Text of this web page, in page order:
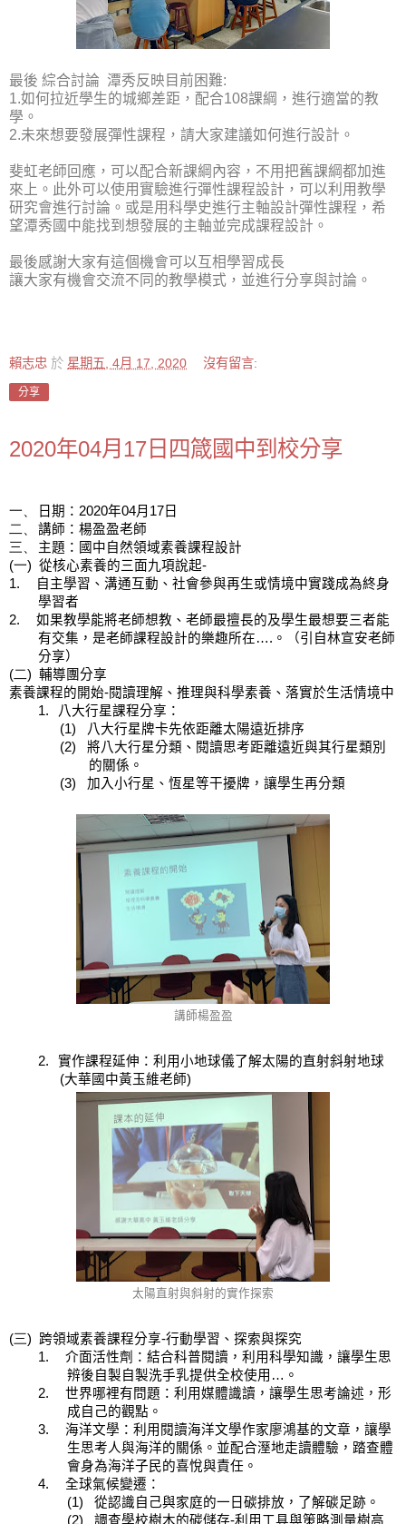
最後 綜合討論 潭秀反映目前困難:
1.如何拉近學生的城鄉差距，配合108課綱，進行適當的教
學。
2.未來想要發展彈性課程，請大家建議如何進行設計。
斐虹老師回應，可以配合新課綱內容，不用把舊課綱都加進
來上。此外可以使用實驗進行彈性課程設計，可以利用教學
研究會進行討論。或是用科學史進行主軸設計彈性課程，希
望潭秀國中能找到想發展的主軸並完成課程設計。
最後感謝大家有這個機會可以互相學習成長
讓大家有機會交流不同的教學模式，並進行分享與討論。
賴志忠 於 星期五, 4月 17, 2020 沒有留言:
分享
2020年04月17日四箴國中到校分享
一、 日期： 2020年04月 17日
二、
講師：楊盈盈老師
三、
主題：國中自然領域素養課程設計
(一) 從核心素養的三面九項說起-
1.
自主學習、溝通互動、社會參與再生或情境中實踐成為終身
學習者
2.
如果教學能將老師想教、老師最擅長的及學生最想要三者能
有交集，是老師課程設計的樂趣所在…. 。（引自林宣安老師
分享）
(二) 輔導團分享
素養課程的開始-閱讀理解、推理與科學素養、落實於生活情境中
1.
八大行星課程分享：
(1)
八大行星牌卡先依距離太陽遠近排序
(2)
將八大行星分類、閱讀思考距離遠近與其行星類別
的關係。
(3)
加入小行星、恆星等干擾牌，讓學生再分類
講師楊盈盈
2.
實作課程延伸：利用小地球儀了解太陽的直射斜射地球
(大華國中黃玉維老師)
太陽直射與斜射的實作探索
(三) 跨領域素養課程分享-行動學習、探索與探究
1.
介面活性劑 ： 結合科普閱讀，利用科學知識，讓學生思
辨後自製自製洗手乳提供全校使用 … 。
2.
世界哪裡有問題 ： 利用媒體識讀，讓學生思考論述，形
成自己的觀點。
3.
海洋文學 ：利用閱讀海洋文學作家廖鴻基的文章，讓學
生思考人與海洋的關係。並配合溼地走讀體驗，踏查體
會身為海洋子民的喜悅與責任。
4.
全球氣候變遷 ：
(1)
從認識自己與家庭的一日碳排放，了解碳足跡。
(2)
調查學校樹木的碳儲存-利用工具與策略測量樹高